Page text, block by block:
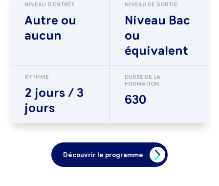
NIVEAU D'ENTRÉE
Autre ou
aucun
NIVEAU DE SORTIE
Niveau Bac
ou
équivalent
RYTHME
2 jours / 3
jours
DURÉE DE LA
FORMATION
630
Découvrir le programme